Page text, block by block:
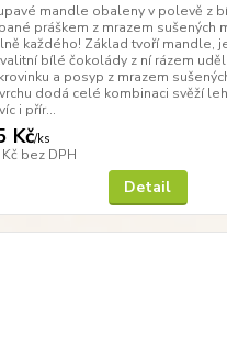
mandle obaleny v polevě z
práškem z mrazem sušených
každého! Základ tvoří mandle,
bílé čokolády z ní rázem
a posyp z mrazem
dodá celé kombinaci svěží
i přír...
Kč/ks
bez DPH
Detail